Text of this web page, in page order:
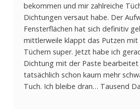
bekommen und mir zahlreiche
Dichtungen versaut habe. Der
Fensterflächen hat sich definitiv
mittlerweile klappt das Putzen mit
Tüchern super. Jetzt habe ich
Dichtung mit der Paste
tatsächlich schon kaum mehr
Tuch. Ich bleibe dran… Tausend